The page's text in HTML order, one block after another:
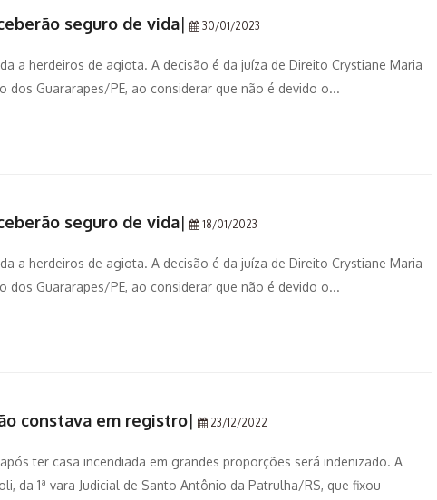
seguro de vida| 30/01/2023
a herdeiros de agiota. A decisão é da juíza de Direito Crystiane Maria
dos Guararapes/PE, ao considerar que não é devido o...
seguro de vida| 18/01/2023
a herdeiros de agiota. A decisão é da juíza de Direito Crystiane Maria
dos Guararapes/PE, ao considerar que não é devido o...
constava em registro| 23/12/2022
ter casa incendiada em grandes proporções será indenizado. A
da 1ª vara Judicial de Santo Antônio da Patrulha/RS, que fixou